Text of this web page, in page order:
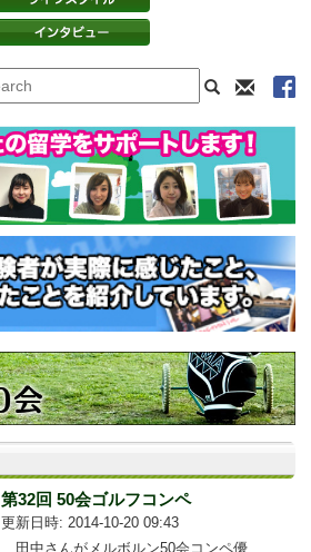
第32回 50会ゴルフコンペ
更新日時: 2014-10-20 09:43
田中さんがメルボルン50会コンペ優